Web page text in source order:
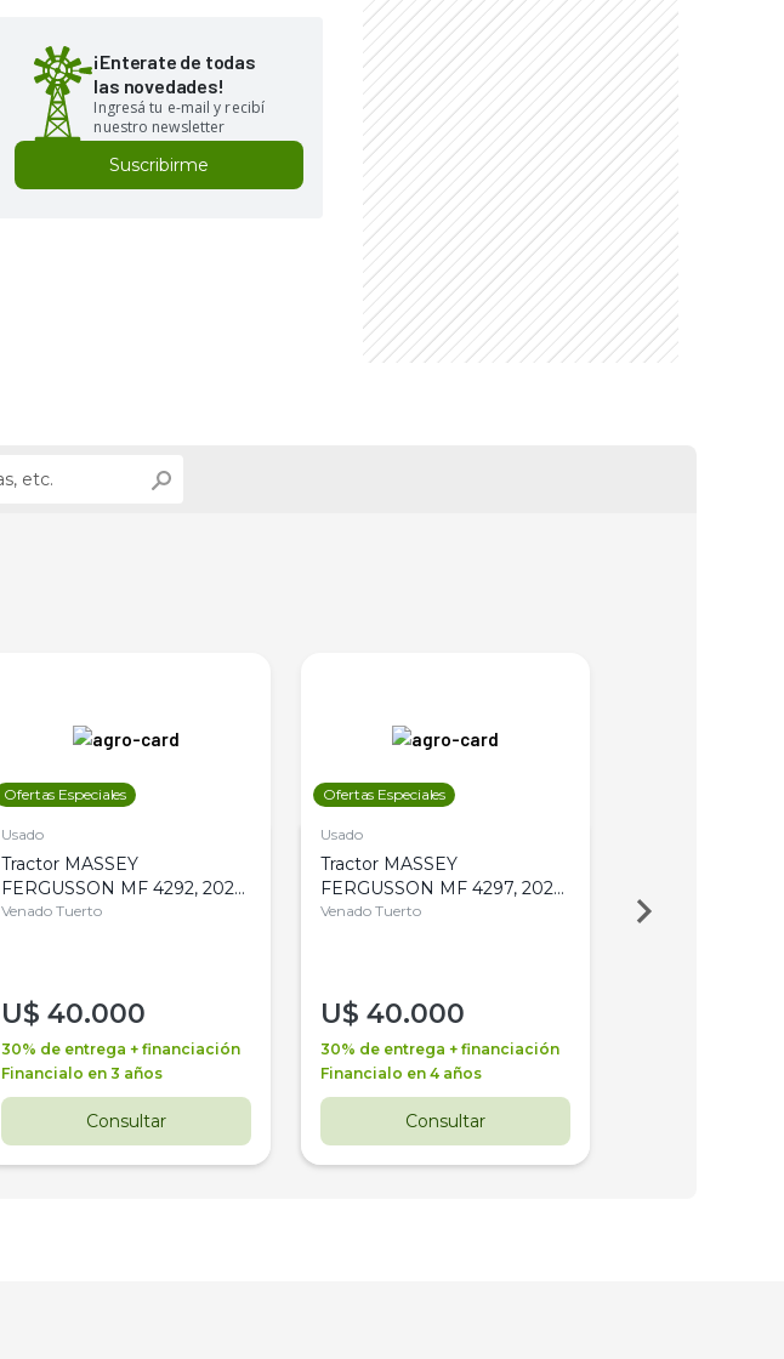
¡Enterate de todas
las novedades!
Ingresá tu e-mail y recibí
nuestro newsletter
Suscribirme
Ofertas Especiales
Usado
Tractor MASSEY
FERGUSSON MF 4292, 2020,
4WD, PATON
Venado Tuerto
U$ 40.000
30% de entrega + financiación
Financialo en 3 años
Consultar
Ofertas Especiales
Usado
Tractor MASSEY
FERGUSSON MF 4297, 2020,
4WD, PATON
Venado Tuerto
U$ 40.000
30% de entrega + financiación
Financialo en 4 años
Consultar
Venado Tuerto